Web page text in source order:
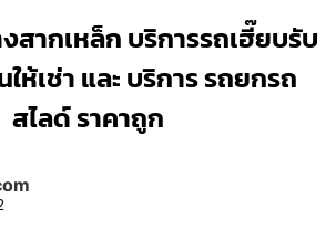
สากเหล็ก บริการรถเฮี๊ยบรับ
ให้เช่า และ บริการ รถยกรถ
สไลด์ ราคาถูก